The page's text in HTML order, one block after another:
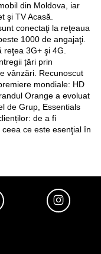
din Moldova, iar
şi TV Acasă.
conectaţi la reţeaua
1000 de angajaţi.
3G+ şi 4G.
țări prin
vânzări. Recunoscut
mondiale: HD
Orange a evoluat
de Grup, Essentials
de a fi
ce este esenţial în